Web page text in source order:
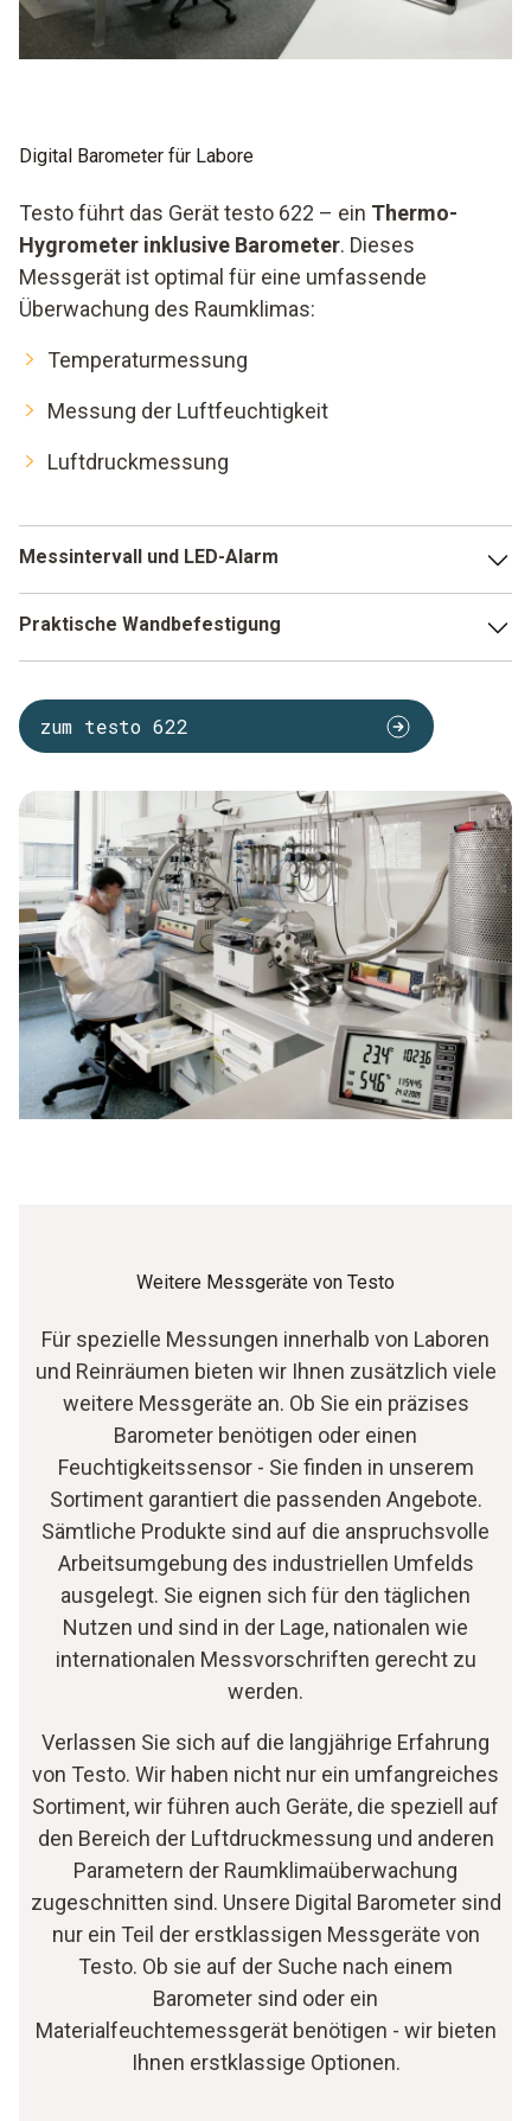
Messort befestigt. Es ist ratsam, das Messgerät in einem
gut sichtbaren Raumbereich anzubringen. Änderungen der
relevanten Parameter sind so umgehend sichtbar.
ist möglich, sofort die notwendigen Schritte einzuleiten, um
Digital Barometer für Labore
Testo führt das Gerät testo 622 – ein Thermo-
Hygrometer inklusive Barometer. Dieses
Messgerät ist optimal für eine umfassende
Überwachung des Raumklimas:
Temperaturmessung
Messung der Luftfeuchtigkeit
Luftdruckmessung
Messintervall und LED-Alarm
und gut lesbar auf dem Display angezeigt. Zusätzlich sind
hier auch die aktuelle Uhrzeit und das Datum zu sehen.
einstellen. Kommt es zu einer Grenzwertüberschreitung,
wird ein optischer LED-Alarm ausgelöst. Daher ist es mit
Labore und Reinräume zu jeder Zeit zu überwachen.
Praktische Wandbefestigung
Umgebungsbedingungen für Labore und Reinräume zu
jeder Zeit zu überwachen. Geräte, wie unser Hydrometer
mit Barometer, eignen sich sowohl für den statischen als
auch mobilen Einsatz. Dank einer praktischen
Wandbefestigung dient das Gerät als
Überwachungsmonitor im Raum. Mit dem integrierten
Tischaufsteller ist es aber auch innerhalb des Raumes oder
in mehreren Laboren anwendbar.
zum testo 622
Weitere Messgeräte von Testo
Für spezielle Messungen innerhalb von Laboren
und Reinräumen bieten wir Ihnen zusätzlich viele
weitere Messgeräte an. Ob Sie ein präzises
Barometer benötigen oder einen
Feuchtigkeitssensor - Sie finden in unserem
Sortiment garantiert die passenden Angebote.
Sämtliche Produkte sind auf die anspruchsvolle
Arbeitsumgebung des industriellen Umfelds
ausgelegt. Sie eignen sich für den täglichen
Nutzen und sind in der Lage, nationalen wie
internationalen Messvorschriften gerecht zu
werden.
Verlassen Sie sich auf die langjährige Erfahrung
von Testo. Wir haben nicht nur ein umfangreiches
Sortiment, wir führen auch Geräte, die speziell auf
den Bereich der Luftdruckmessung und anderen
Parametern der Raumklimaüberwachung
zugeschnitten sind. Unsere Digital Barometer sind
nur ein Teil der erstklassigen Messgeräte von
Testo. Ob sie auf der Suche nach einem
Barometer sind oder ein
Materialfeuchtemessgerät benötigen - wir bieten
Ihnen erstklassige Optionen.